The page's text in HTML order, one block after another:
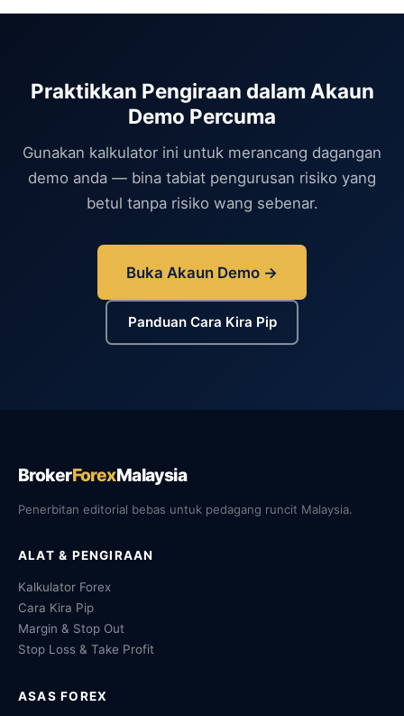
Praktikkan Pengiraan dalam Akaun
Demo Percuma
Gunakan kalkulator ini untuk merancang dagangan
demo anda — bina tabiat pengurusan risiko yang
betul tanpa risiko wang sebenar.
Buka Akaun Demo →
Panduan Cara Kira Pip
BrokerForexMalaysia
Penerbitan editorial bebas untuk pedagang runcit Malaysia.
ALAT & PENGIRAAN
Kalkulator Forex
Cara Kira Pip
Margin & Stop Out
Stop Loss & Take Profit
ASAS FOREX